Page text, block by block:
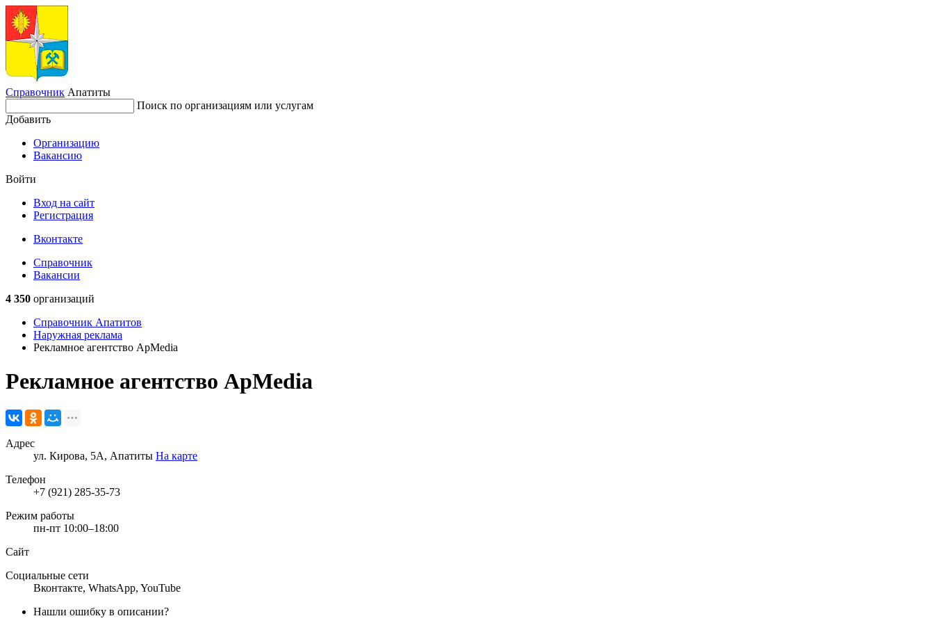
Справочник Апатиты
Поиск по организациям или услугам
Добавить
Организацию
Вакансию
Войти
Вход на сайт
Регистрация
Вконтакте
Справочник
Вакансии
4 350 организаций
Справочник Апатитов
Наружная реклама
Рекламное агентство ApMedia
Рекламное агентство ApMedia
Адрес
ул. Кирова, 5А, Апатиты На карте
Телефон
+7 (921) 285-35-73
Режим работы
пн-пт 10:00–18:00
Сайт
Социальные сети
Вконтакте, WhatsApp, YouTube
Нашли ошибку в описании?